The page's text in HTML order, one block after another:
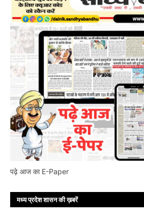
पढ़े आज का E-Paper
मध्य प्रदेश शासन की ख़बरें